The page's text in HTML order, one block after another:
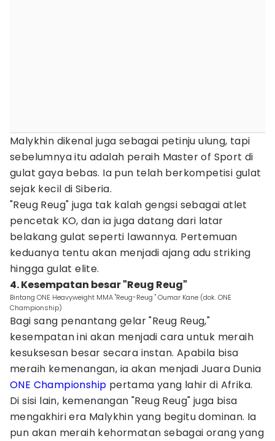
Malykhin dikenal juga sebagai petinju ulung, tapi
sebelumnya itu adalah peraih Master of Sport di
gulat gaya bebas. Ia pun telah berkompetisi gulat
sejak kecil di Siberia.
"Reug Reug" juga tak kalah gengsi sebagai atlet
pencetak KO, dan ia juga datang dari latar
belakang gulat seperti lawannya. Pertemuan
keduanya tentu akan menjadi ajang adu striking
hingga gulat elite.
4. Kesempatan besar "Reug Reug"
Bintang ONE Heavyweight MMA "Reug-Reug " Oumar Kane (dok. ONE
Championship)
Bagi sang penantang gelar "Reug Reug,"
kesempatan ini akan menjadi cara untuk meraih
kesuksesan besar secara instan. Apabila bisa
meraih kemenangan, ia akan menjadi Juara Dunia
ONE Championship pertama yang lahir di Afrika.
Di sisi lain, kemenangan "Reug Reug" juga bisa
mengakhiri era Malykhin yang begitu dominan. Ia
pun akan meraih kehormatan sebagai orang yang